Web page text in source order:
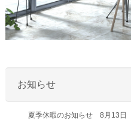
お知らせ
夏季休暇のお知らせ 8月13日